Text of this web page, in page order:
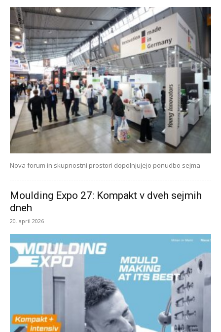
Nova forum in skupnostni prostori dopolnjujejo ponudbo sejma
Moulding Expo 27: Kompakt v dveh sejmih
dneh
20. april 2026